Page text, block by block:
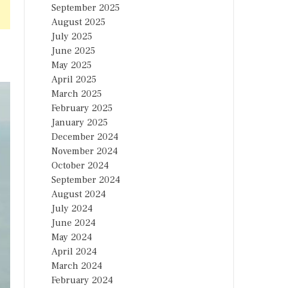
September 2025
August 2025
July 2025
June 2025
May 2025
April 2025
March 2025
February 2025
January 2025
December 2024
November 2024
October 2024
September 2024
August 2024
July 2024
June 2024
May 2024
April 2024
March 2024
February 2024